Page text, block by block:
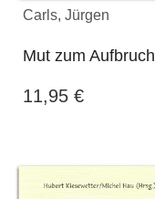
Carls, Jürgen
Mut zum Aufbruch
11,95 €